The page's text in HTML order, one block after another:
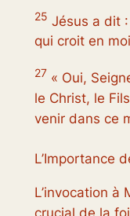
25 Jésus a dit
qui croit en
27 « Oui,
le Christ, le
venir dans ce
L’Importance
L’invocation à